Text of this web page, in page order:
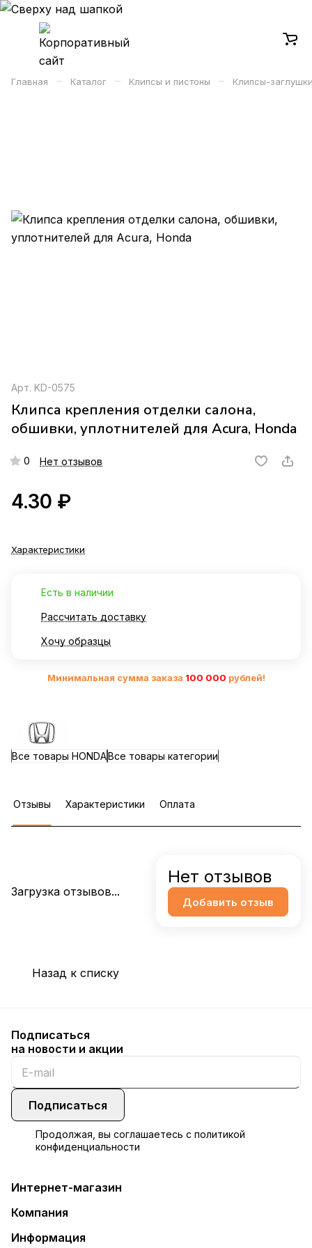
Главная – Каталог – Клипсы и пистоны – Клипсы-
Арт. KD-0575
Клипса крепления отделки салона,
обшивки, уплотнителей для Acura, Honda
0 Нет отзывов
4.30 ₽
Характеристики
Есть в наличии
Рассчитать доставку
Хочу образцы
Минимальная сумма заказа 100 000 рублей!
Все товары HONDAВсе товары категории
Отзывы Характеристики Оплата
Загрузка отзывов...
Нет отзывов
Добавить отзыв
Назад к списку
Подписаться
на новости и акции
Подписаться
Продолжая, вы соглашаетесь с политикой
конфиденциальности
Интернет-магазин
Компания
Информация